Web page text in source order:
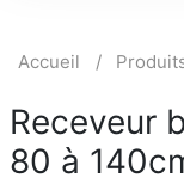
Accueil
Receveur
80 à